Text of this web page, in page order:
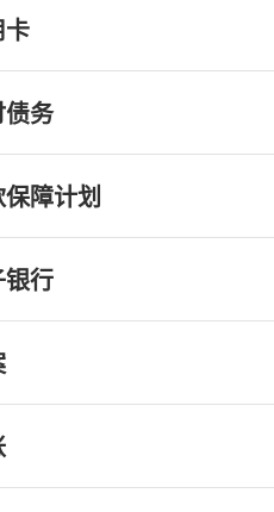
卡
债务
障计划
银行